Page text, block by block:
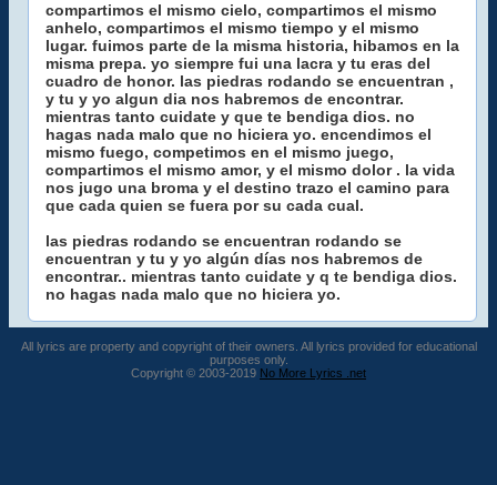
compartimos el mismo cielo, compartimos el mismo
anhelo, compartimos el mismo tiempo y el mismo
lugar. fuimos parte de la misma historia, hibamos en la
misma prepa. yo siempre fui una lacra y tu eras del
cuadro de honor. las piedras rodando se encuentran ,
y tu y yo algun dia nos habremos de encontrar.
mientras tanto cuidate y que te bendiga dios. no
hagas nada malo que no hiciera yo. encendimos el
mismo fuego, competimos en el mismo juego,
compartimos el mismo amor, y el mismo dolor . la vida
nos jugo una broma y el destino trazo el camino para
que cada quien se fuera por su cada cual.
las piedras rodando se encuentran rodando se
encuentran y tu y yo algún días nos habremos de
encontrar.. mientras tanto cuidate y q te bendiga dios.
no hagas nada malo que no hiciera yo.
All lyrics are property and copyright of their owners. All lyrics provided for educational
purposes only.
Copyright © 2003-2019 No More Lyrics .net